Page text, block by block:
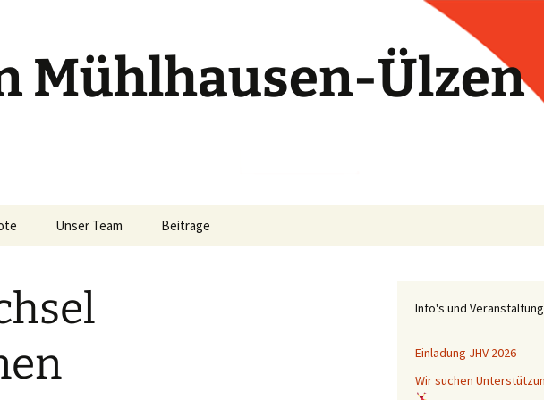
Mühlhausen-Ülzen
Unser Team Beiträge
Info's und
Einladung JHV 2026
Wir suchen